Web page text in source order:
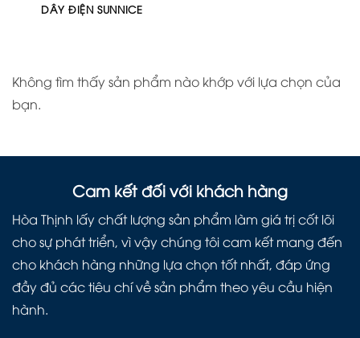
DÂY ĐIỆN SUNNICE
Không tìm thấy sản phẩm nào khớp với lựa chọn của
bạn.
Cam kết đối với khách hàng
Hòa Thịnh lấy chất lượng sản phẩm làm giá trị cốt lõi
cho sự phát triển, vì vậy chúng tôi cam kết mang đến
cho khách hàng những lựa chọn tốt nhất, đáp ứng
đầy đủ các tiêu chí về sản phẩm theo yêu cầu hiện
hành.